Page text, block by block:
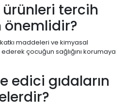
tercih
önemlidir?
maddeleri ve kimyasal
çocuğun sağlığını korumaya
edici gıdaların